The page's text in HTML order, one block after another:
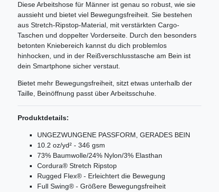
Diese Arbeitshose für Männer ist genau so robust, wie sie
aussieht und bietet viel Bewegungsfreiheit. Sie bestehen
aus Stretch-Ripstop-Material, mit verstärkten Cargo-
Taschen und doppelter Vorderseite. Durch den besonders
betonten Kniebereich kannst du dich problemlos
hinhocken, und in der Reißverschlusstasche am Bein ist
dein Smartphone sicher verstaut.
Bietet mehr Bewegungsfreiheit, sitzt etwas unterhalb der
Taille, Beinöffnung passt über Arbeitsschuhe.
Produktdetails:
UNGEZWUNGENE PASSFORM, GERADES BEIN
10.2 oz/yd² - 346 gsm
73% Baumwolle/24% Nylon/3% Elasthan
Cordura® Stretch Ripstop
Rugged Flex® - Erleichtert die Bewegung
Full Swing® - Größere Bewegungsfreiheit